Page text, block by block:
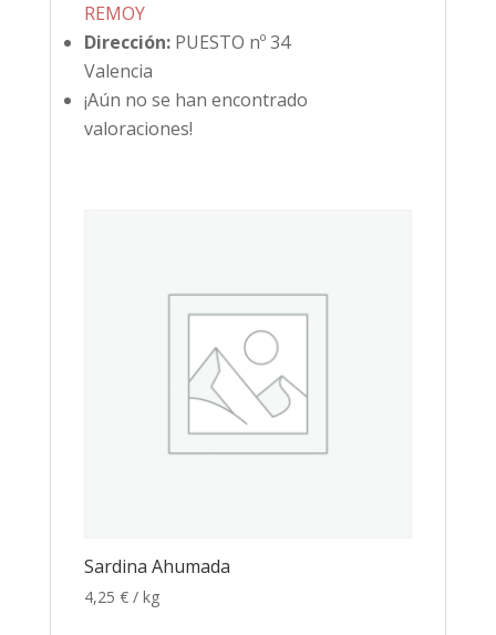
REMOY
Dirección: PUESTO nº 34
Valencia
¡Aún no se han encontrado
valoraciones!
Sardina Ahumada
4,25 € / kg